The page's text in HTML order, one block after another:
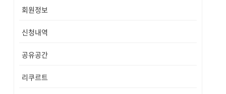
회원정보
신청내역
공유공간
리쿠르트